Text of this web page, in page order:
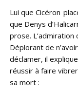
Lui que Cicéron
que Denys
prose.
Déplorant de
déclamer, il
réussir à faire
sa mort :